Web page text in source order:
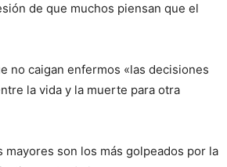
de que muchos piensan que el
no caigan enfermos «las decisiones
la vida y la muerte para otra
son los más golpeados por la